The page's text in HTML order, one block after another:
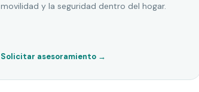
movilidad y la seguridad dentro del hogar.
Solicitar asesoramiento →